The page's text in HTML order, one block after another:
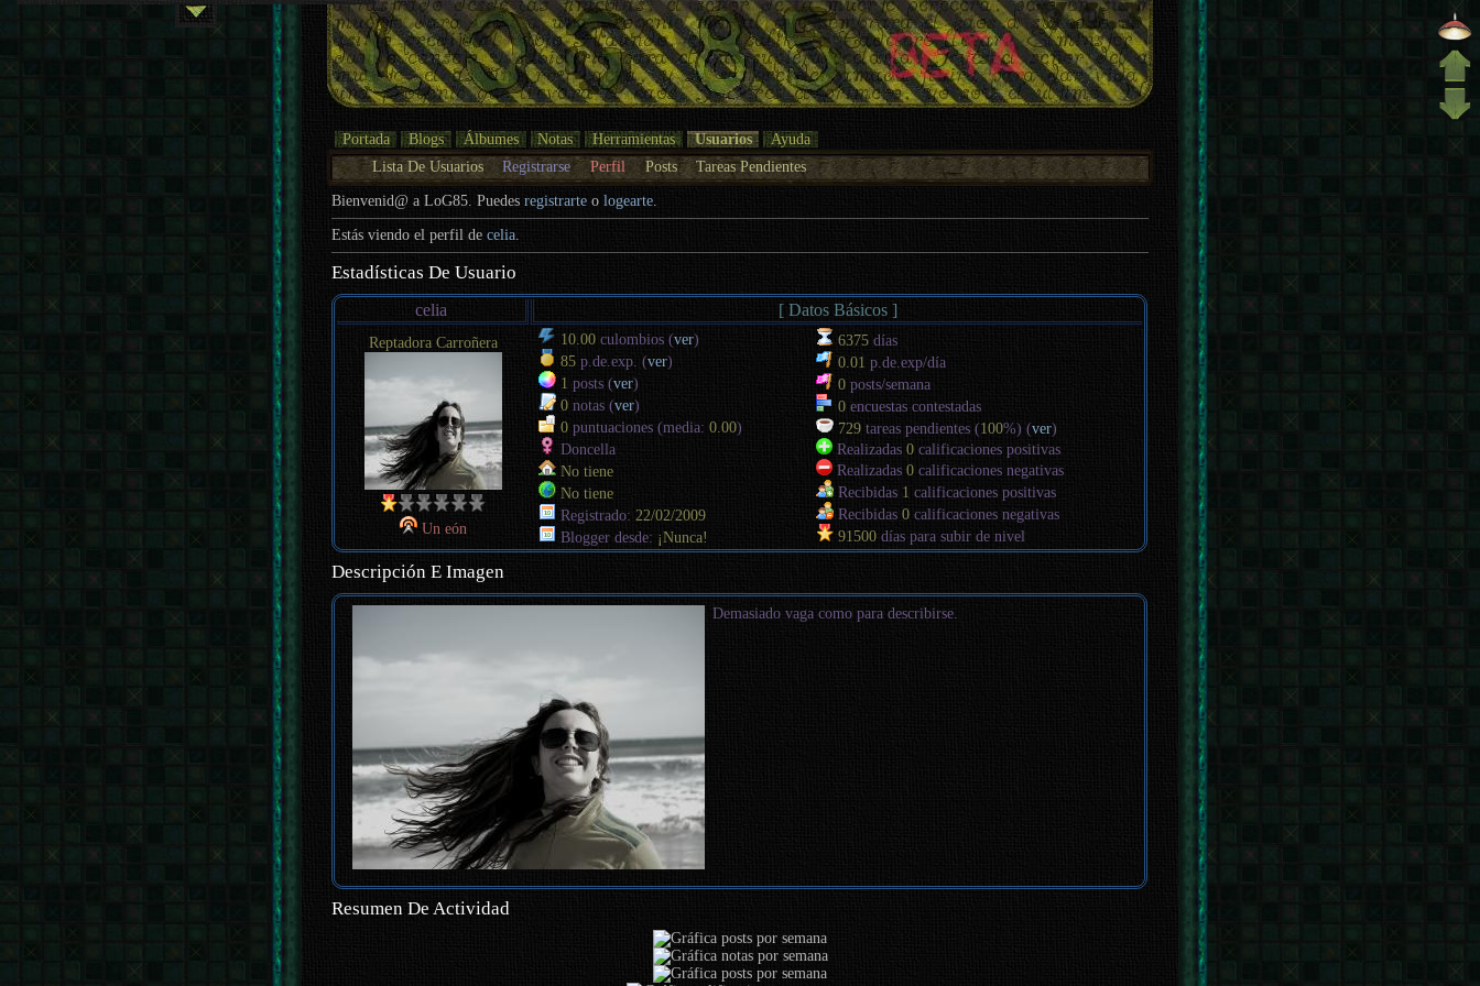
Portada Blogs Álbumes Notas Herramientas Usuarios
Ayuda
Lista De Usuarios
Registrarse Perfil Posts Tareas Pendientes
Bienvenid@ a LoG85. Puedesregistrarte ologearte.
Estás viendo el perfil decelia
Estadísticas De Usuario
celia
[ Datos Básicos ]
Reptadora Carroñera
Un eón
10.00culombios (ver)
85p.de.exp. (ver)
1 posts (ver)
0notas (ver)
0puntuaciones (media: 0.00)
Doncella
No tiene
No tiene
Registrado: 22/02/2009
Blogger desde: ¡Nunca!
6375días
0.01 p.de.exp/día
0posts/semana
0encuestas contestadas
729tareas pendientes (100%) (ver)
Realizadas 0calificaciones positivas
Realizadas 0calificaciones negativas
Recibidas 1 calificaciones positivas
Recibidas 0calificaciones negativas
91500días para subir de nivel
Descripción E Imagen
Demasiado vaga como para describirse.
Resumen De Actividad